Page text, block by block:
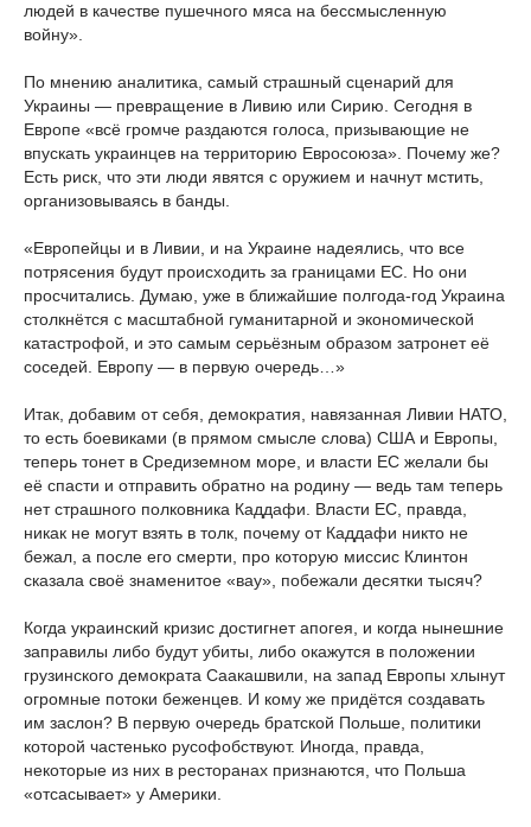
людей в качестве пушечного мяса на бессмысленную
войну».
По мнению аналитика, самый страшный сценарий для
Украины — превращение в Ливию или Сирию. Сегодня в
Европе «всё громче раздаются голоса, призывающие не
впускать украинцев на территорию Евросоюза». Почему же?
Есть риск, что эти люди явятся с оружием и начнут мстить,
организовываясь в банды.
«Европейцы и в Ливии, и на Украине надеялись, что все
потрясения будут происходить за границами ЕС. Но они
просчитались. Думаю, уже в ближайшие полгода-год Украина
столкнётся с масштабной гуманитарной и экономической
катастрофой, и это самым серьёзным образом затронет её
соседей. Европу — в первую очередь…»
Итак, добавим от себя, демократия, навязанная Ливии НАТО,
то есть боевиками (в прямом смысле слова) США и Европы,
теперь тонет в Средиземном море, и власти ЕС желали бы
её спасти и отправить обратно на родину — ведь там теперь
нет страшного полковника Каддафи. Власти ЕС, правда,
никак не могут взять в толк, почему от Каддафи никто не
бежал, а после его смерти, про которую миссис Клинтон
сказала своё знаменитое «вау», побежали десятки тысяч?
Когда украинский кризис достигнет апогея, и когда нынешние
заправилы либо будут убиты, либо окажутся в положении
грузинского демократа Саакашвили, на запад Европы хлынут
огромные потоки беженцев. И кому же придётся создавать
им заслон? В первую очередь братской Польше, политики
которой частенько русофобствуют. Иногда, правда,
некоторые из них в ресторанах признаются, что Польша
«отсасывает» у Америки.